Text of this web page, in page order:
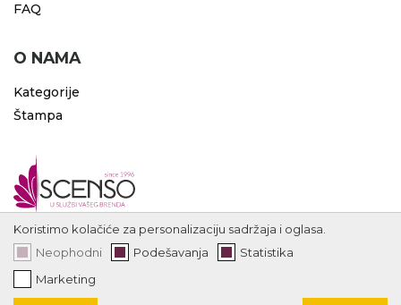
FAQ
O NAMA
Kategorije
Štampa
Koristimo kolačiće za personalizaciju sadržaja i oglasa.
Neophodni
Podešavanja
Statistika
Marketing